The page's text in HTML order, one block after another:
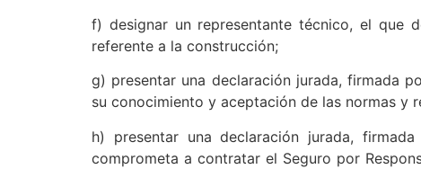
f) designar un representante técnico, el que
referente a la construcción;
g) presentar una declaración jurada, firmada
su conocimiento y aceptación de las normas y
h) presentar una declaración jurada,
comprometa a contratar el Seguro por